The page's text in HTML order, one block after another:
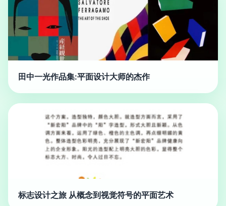
田中一光作品集:平面设计大师的杰作
标志设计之旅 从概念到视觉符号的平面艺术